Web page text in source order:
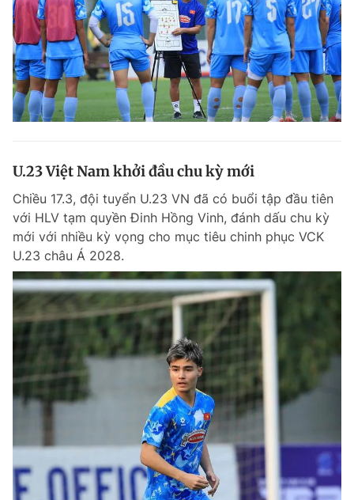
U.23 Việt Nam khởi đầu chu kỳ mới
Chiều 17.3, đội tuyển U.23 VN đã có buổi tập đầu tiên
với HLV tạm quyền Đinh Hồng Vinh, đánh dấu chu kỳ
mới với nhiều kỳ vọng cho mục tiêu chinh phục VCK
U.23 châu Á 2028.